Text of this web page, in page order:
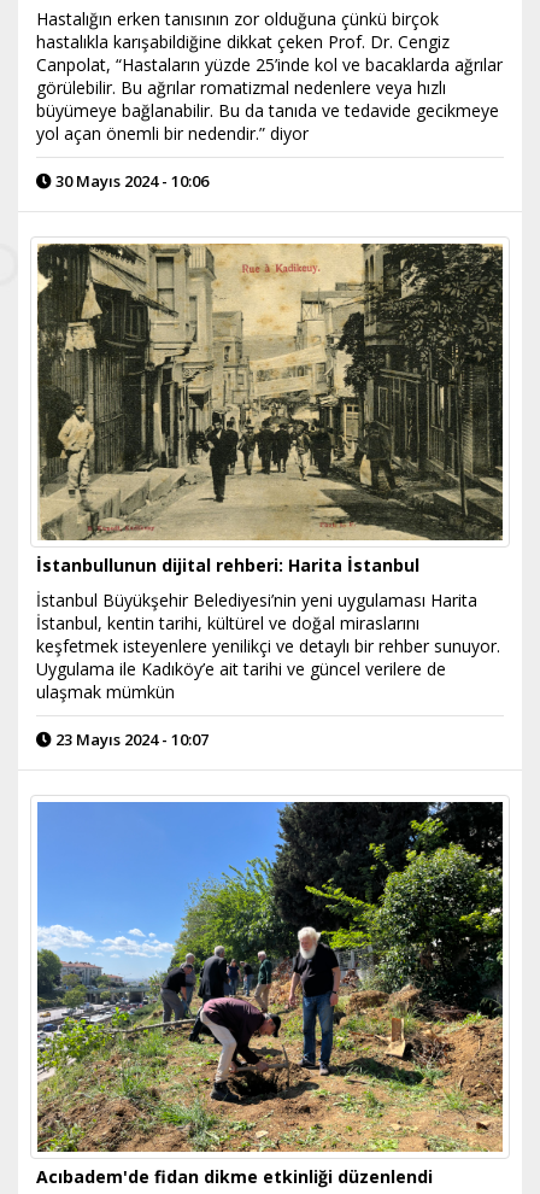
Hastalığın erken tanısının zor olduğuna çünkü birçok
hastalıkla karışabildiğine dikkat çeken Prof. Dr. Cengiz
Canpolat, “Hastaların yüzde 25’inde kol ve bacaklarda ağrılar
görülebilir. Bu ağrılar romatizmal nedenlere veya hızlı
büyümeye bağlanabilir. Bu da tanıda ve tedavide gecikmeye
yol açan önemli bir nedendir.” diyor
30 Mayıs 2024 - 10:06
İstanbullunun dijital rehberi: Harita İstanbul
İstanbul Büyükşehir Belediyesi’nin yeni uygulaması Harita
İstanbul, kentin tarihi, kültürel ve doğal miraslarını
keşfetmek isteyenlere yenilikçi ve detaylı bir rehber sunuyor.
Uygulama ile Kadıköy’e ait tarihi ve güncel verilere de
ulaşmak mümkün
23 Mayıs 2024 - 10:07
Acıbadem'de fidan dikme etkinliği düzenlendi